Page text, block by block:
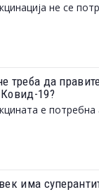
не се
треба да
19?
е
има